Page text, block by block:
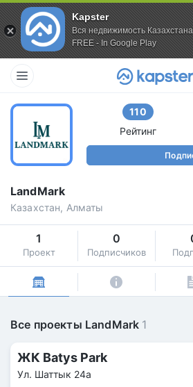
Kapster
Вся недвижимость Казахстана
FREE - In Google Play
110
Рейтинг
LandMark
Казахстан, Алматы
1
Проект
0
Подписчиков
Все проекты LandMark 1
ЖК Batys Park
Ул. Шаттык 24а